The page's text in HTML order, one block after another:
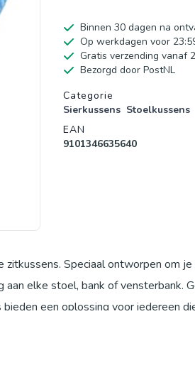
Binnen 30 dagen na
Op werkdagen voor
Gratis verzending vanaf
Bezorgd door PostNL
Productgegevens
Categorie
Sierkussens Stoelkussens
EAN
9101346635640
Speciaal ontworpen om
elke stoel, bank of vensterbank.
een oplossing voor iedereen
je balkon tot je woonkamer, en